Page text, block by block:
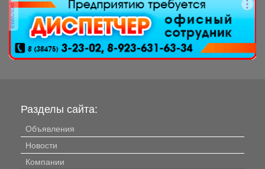
реклама
Разделы сайта:
Объявления
Новости
Компании